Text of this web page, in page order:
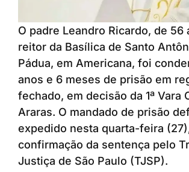
O padre Leandro Ricardo, de 56
reitor da Basílica de Santo
Pádua, em Americana, foi
anos e 6 meses de prisão em
fechado, em decisão da 1ª Vara
Araras. O mandado de prisão
expedido nesta quarta-feira
confirmação da sentença pelo
Justiça de São Paulo (TJSP).